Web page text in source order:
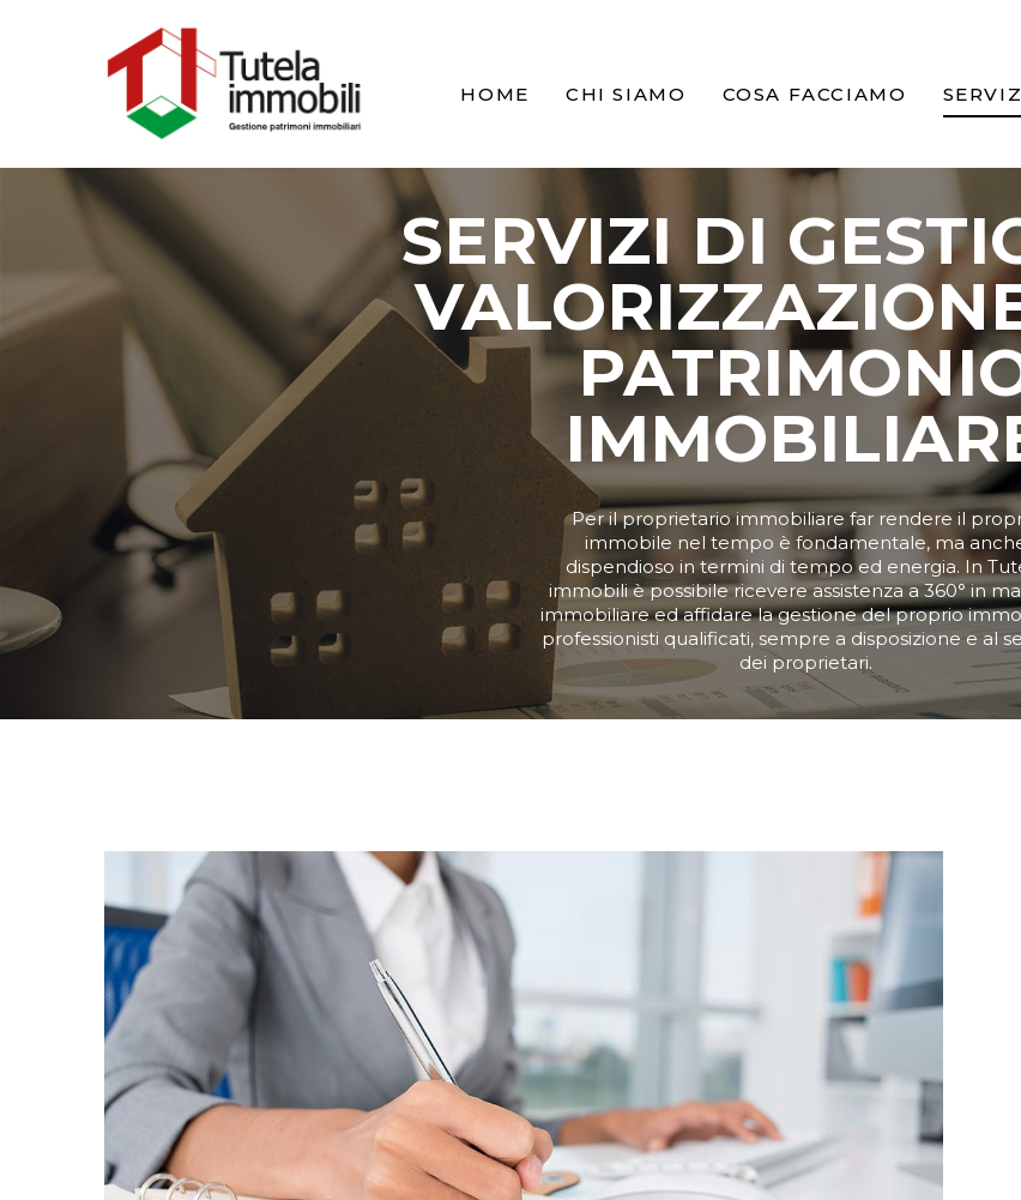
HOME CHI SIAMO COSA FACCIAMO
SERVIZI DI
Per il proprietario immobiliare far rendere il
immobile nel tempo è fondamentale, ma
dispendioso in termini di tempo ed energia. In
immobili è possibile ricevere assistenza a 360° in
immobiliare ed affidare la gestione del proprio
professionisti qualificati, sempre a disposizione e al
dei proprietari.